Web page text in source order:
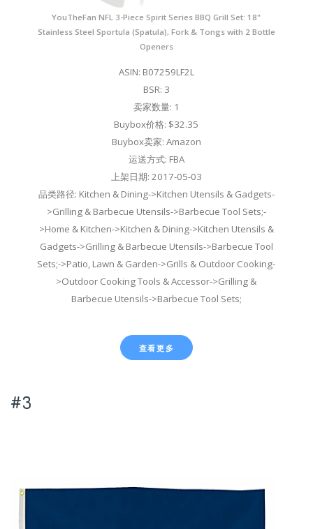
YouTheFan NFL 3-Piece Spirit Series BBQ Grill Set: 18"
Stainless Steel Sportula (Spatula), Fork & Tongs with 2 Bottle
Openers
ASIN: B07259LF2L
BSR: 3
卖家数量: 1
Buybox价格: $32.35
Buybox卖家: Amazon
运送方式: FBA
上架日期: 2017-05-03
品类路径: Kitchen & Dining->Kitchen Utensils & Gadgets-
>Grilling & Barbecue Utensils->Barbecue Tool Sets;-
>Home & Kitchen->Kitchen & Dining->Kitchen Utensils &
Gadgets->Grilling & Barbecue Utensils->Barbecue Tool
Sets;->Patio, Lawn & Garden->Grills & Outdoor Cooking-
>Outdoor Cooking Tools & Accessor->Grilling &
Barbecue Utensils->Barbecue Tool Sets;
查看更多
#3